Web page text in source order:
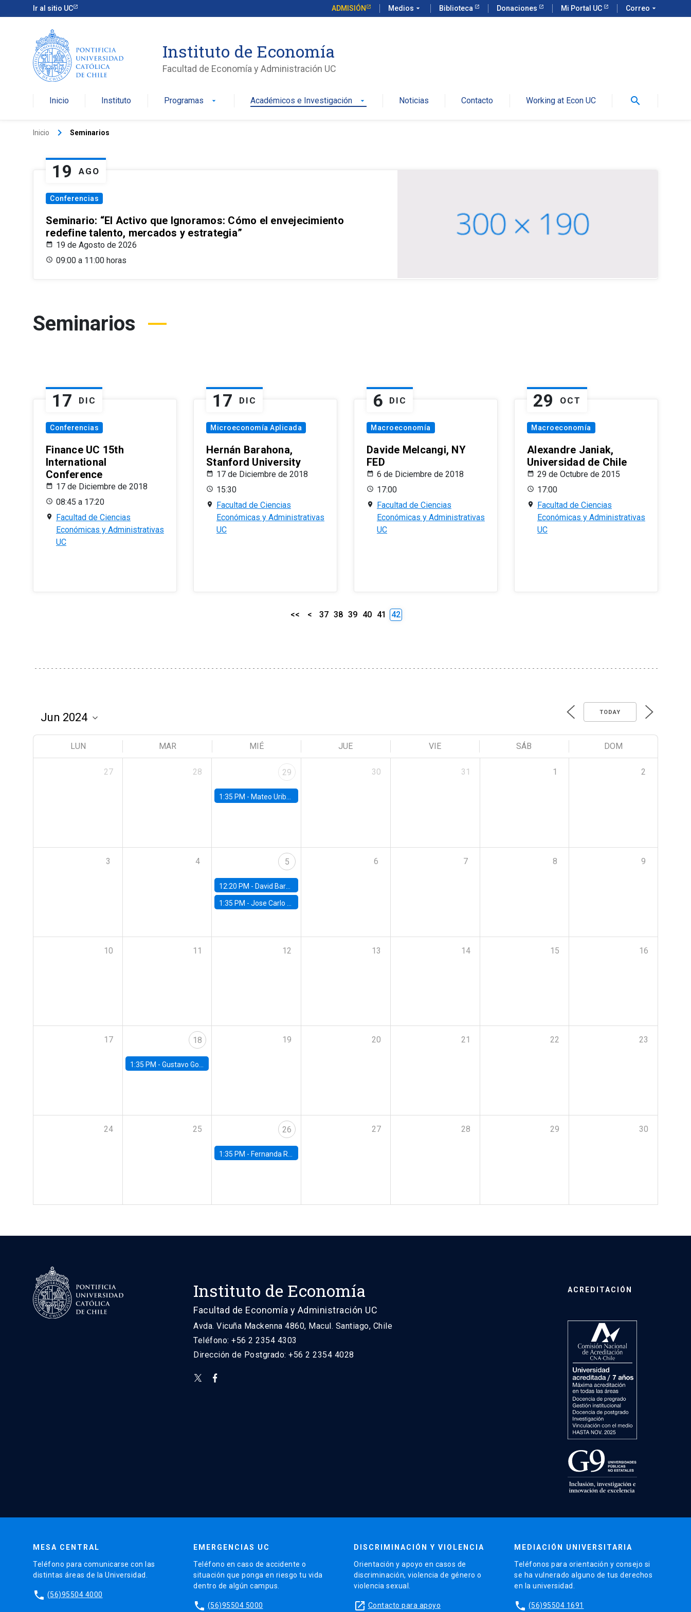
Ir al sitio UC ADMISIÓN Medios arrow_drop_down Biblioteca Donaciones Mi Portal UC Correo arrow_drop_down
Instituto de Economía
Facultad de Economía y Administración UC
Inicio Instituto Programas arrow_drop_down Académicos e Investigación arrow_drop_down Noticias Contacto Working at Econ UC search
Inicio keyboard_arrow_right Seminarios
19 AGO
Conferencias
Seminario: “El Activo que Ignoramos: Cómo el envejecimiento
redefine talento, mercados y estrategia”
19 de Agosto de 2026
09:00 a 11:00 horas
Seminarios
17 DIC
Conferencias
Finance UC 15th
International
Conference
17 de Diciembre de 2018
08:45 a 17:20
Facultad de Ciencias
Económicas y Administrativas
UC
17 DIC
Microeconomía Aplicada
Hernán Barahona,
Stanford University
17 de Diciembre de 2018
15:30
Facultad de Ciencias
Económicas y Administrativas
UC
6 DIC
Macroeconomía
Davide Melcangi, NY
FED
6 de Diciembre de 2018
17:00
Facultad de Ciencias
Económicas y Administrativas
UC
29 OCT
Macroeconomía
Alexandre Janiak,
Universidad de Chile
29 de Octubre de 2015
17:00
Facultad de Ciencias
Económicas y Administrativas
UC
<< < 37 38 39 40 41 42
TODAY
LUN MAR MIÉ JUE VIE SÁB DOM
27 28 29
1:35 PM - Mateo Uribe-Castro, Universidad de los Andes (Colombia)
30 31 1 2
3 4 5
12:20 PM - David Bardey, Universidad de los Andes - CEDE
1:35 PM -Jose Carlo Bermudez, UC (ME) & World Bank
6 7 8 9
10 11 12 13 14 15 16
17 18
1:35 PM - Gustavo González, Banco Central de Chile
19 20 21 22 23
24 25 26
1:35 PM - Fernanda Rojas Ampuero, University of Wisconsin-Madison
27 28 29 30
Instituto de Economía
Facultad de Economía y Administración UC
Avda. Vicuña Mackenna 4860, Macul. Santiago, Chile
Teléfono: +56 2 2354 4303
Dirección de Postgrado: +56 2 2354 4028
ACREDITACIÓN
MESA CENTRAL
Teléfono para comunicarse con las
distintas áreas de la Universidad.
phone (56)95504 4000
EMERGENCIAS UC
Teléfono en caso de accidente o
situación que ponga en riesgo tu vida
dentro de algún campus.
phone (56)95504 5000
DISCRIMINACIÓN Y VIOLENCIA
Orientación y apoyo en casos de
discriminación, violencia de género o
violencia sexual.
launch Contacto para apoyo
MEDIACIÓN UNIVERSITARIA
Teléfonos para orientación y consejo si
se ha vulnerado alguno de tus derechos
en la universidad.
phone (56)95504 1691